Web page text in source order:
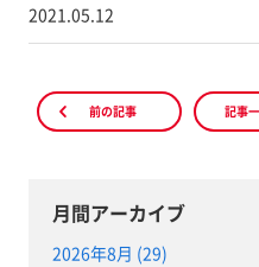
2021.05.12
前の記事 記事
月間アーカイブ
2026年8月 (29)